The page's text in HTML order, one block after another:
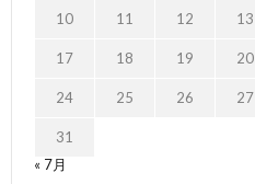
10 11 12 13
17 18 19 20
24 25 26 27
31
« 7月